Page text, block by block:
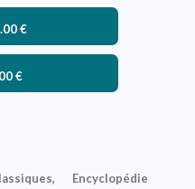
€
€
Encyclopédie